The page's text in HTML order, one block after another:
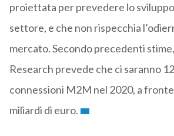
proiettata per prevedere lo
settore, e che non rispecchia
mercato. Secondo precedenti
Research prevede che ci saranno
connessioni M2M nel 2020, a
miliardi di euro.